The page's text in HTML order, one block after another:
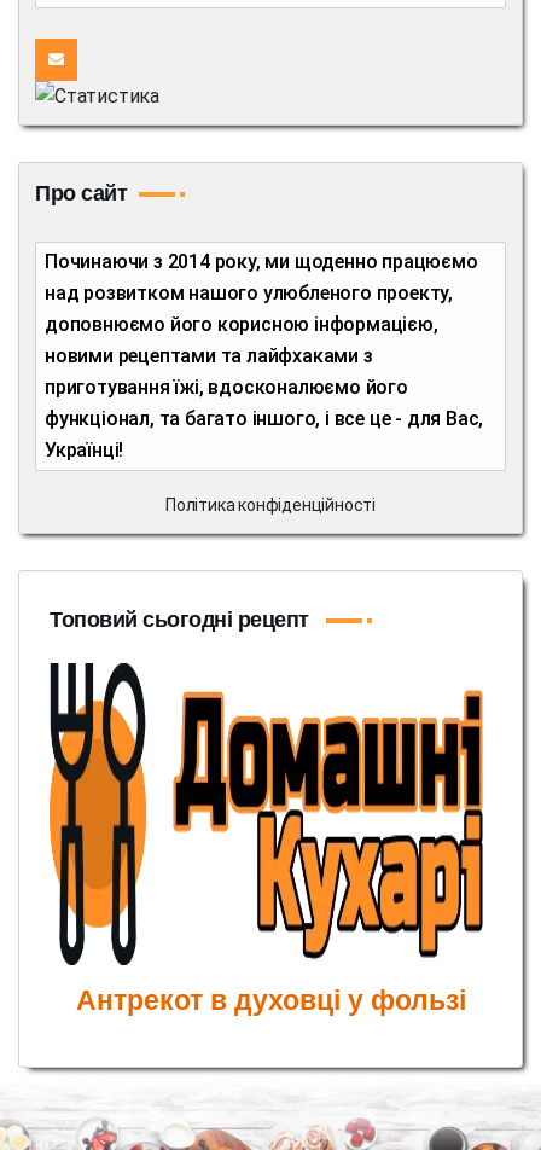
Про сайт
Починаючи з 2014 року, ми щоденно працюємо
над розвитком нашого улюбленого проекту,
доповнюємо його корисною інформацією,
новими рецептами та лайфхаками з
приготування їжі, вдосконалюємо його
функціонал, та багато іншого, і все це - для Вас,
Українці!
Політика конфіденційності
Топовий сьогодні рецепт
Антрекот в духовці у фользі